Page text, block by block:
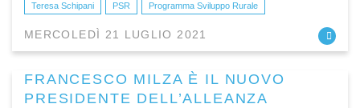
Teresa Schipani
PSR Programma Sviluppo Rurale
MERCOLEDÌ 21 LUGLIO 2021
FRANCESCO MILZA È IL NUOVO
PRESIDENTE DELL’ALLEANZA